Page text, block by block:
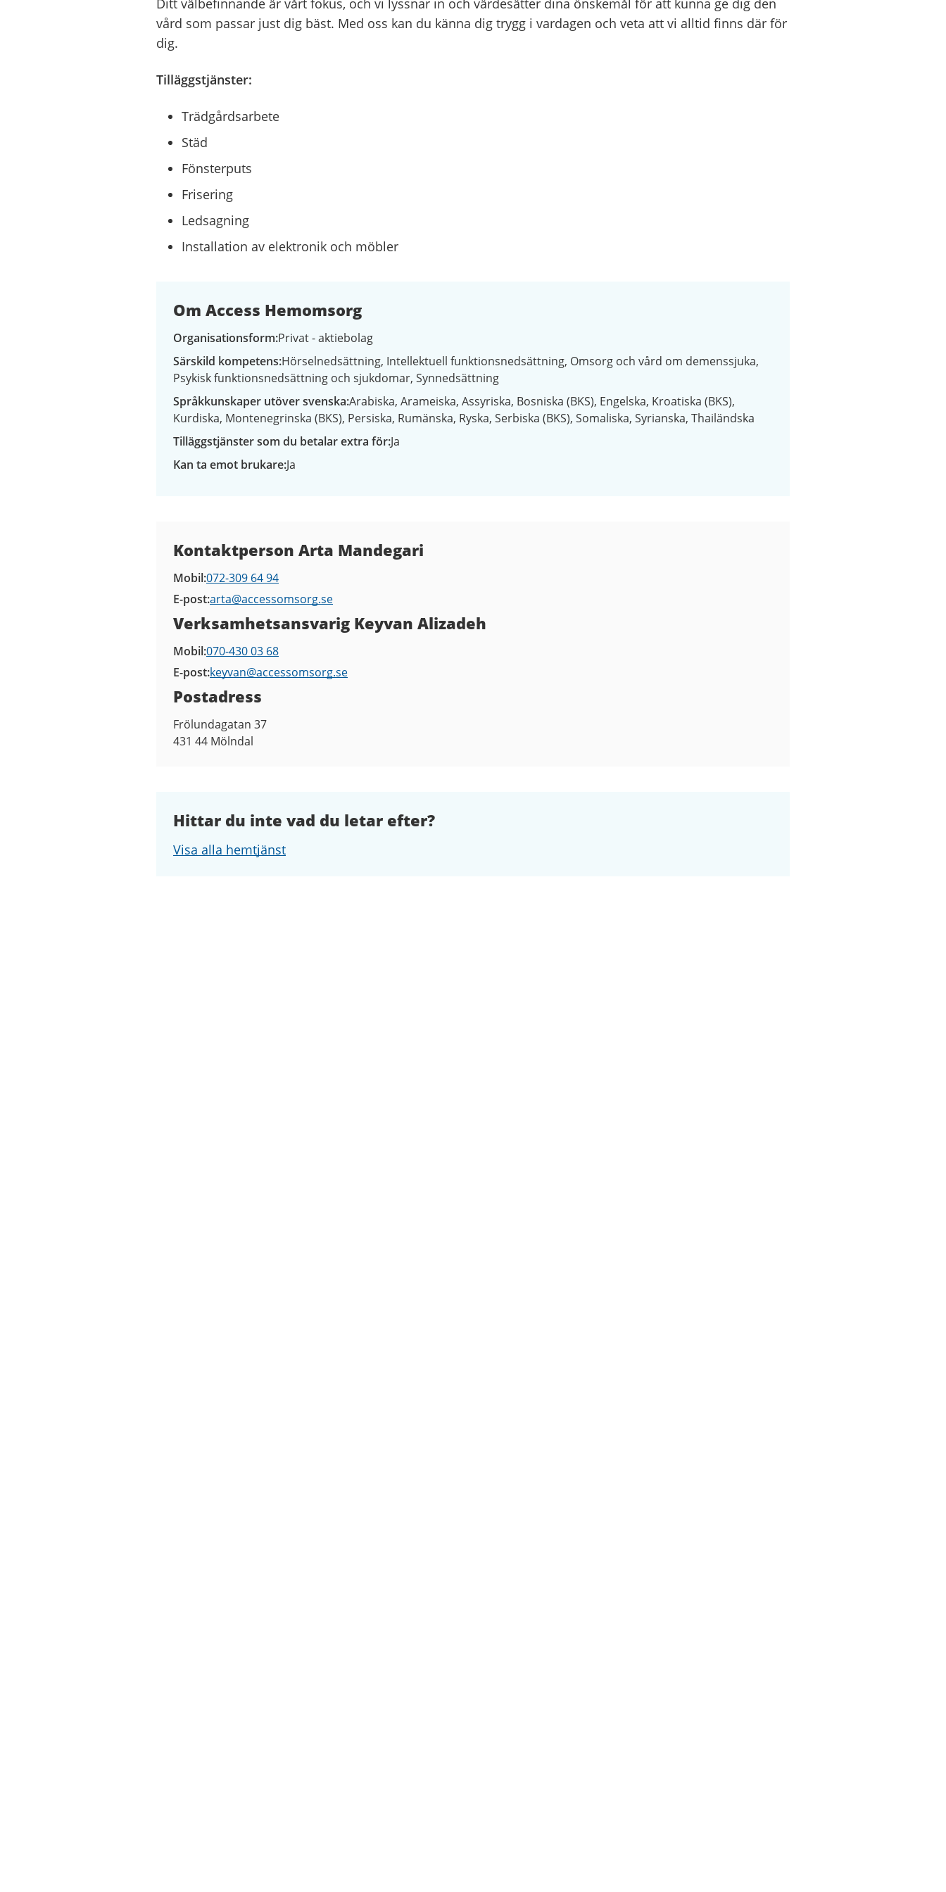
Ditt välbefinnande är vårt fokus, och vi lyssnar in och värdesätter dina önskemål för att kunna ge dig den
vård som passar just dig bäst. Med oss kan du känna dig trygg i vardagen och veta att vi alltid finns där för
dig.
Tilläggstjänster:
Trädgårdsarbete
Städ
Fönsterputs
Frisering
Ledsagning
Installation av elektronik och möbler
Om Access Hemomsorg
Organisationsform Privat - aktiebolag
Särskild kompetens Hörselnedsättning Intellektuell funktionsnedsättning Omsorg och vård om demenssjuka
Psykisk funktionsnedsättning och sjukdomar Synnedsättning
Språkkunskaper utöver svenska Arabiska Arameiska Assyriska Bosniska (BKS) Engelska Kroatiska (BKS)
Kurdiska Montenegrinska (BKS) Persiska Rumänska Ryska Serbiska (BKS) Somaliska Syrianska Thailändska
Tilläggstjänster som du betalar extra för Ja
Kan ta emot brukare Ja
Kontaktperson Arta Mandegari
Mobil072-309 64 94
E-postarta@accessomsorg.se
Verksamhetsansvarig Keyvan Alizadeh
Mobil070-430 03 68
E-post keyvan@accessomsorg.se
Postadress
Frölundagatan 37
431 44 Mölndal
Hittar du inte vad du letar efter?
Visa alla hemtjänst